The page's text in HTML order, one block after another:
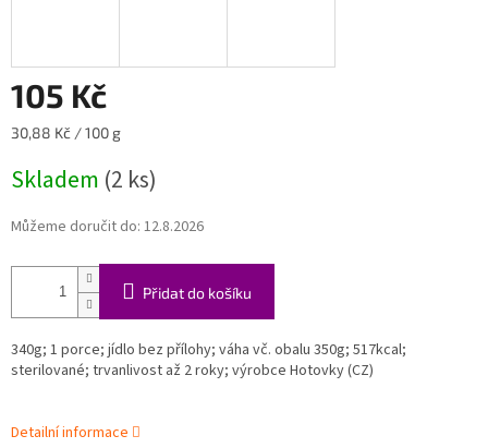
105 Kč
Měrná
30,88 Kč / 100 g
Skladem (2 ks)
Můžeme doručit do: 12.8.2026
Přidat do košíku
340g; 1 porce; jídlo bez přílohy; váha vč. obalu 350g; 517kcal;
sterilované; trvanlivost až 2 roky; výrobce Hotovky (CZ)
Detailní informace